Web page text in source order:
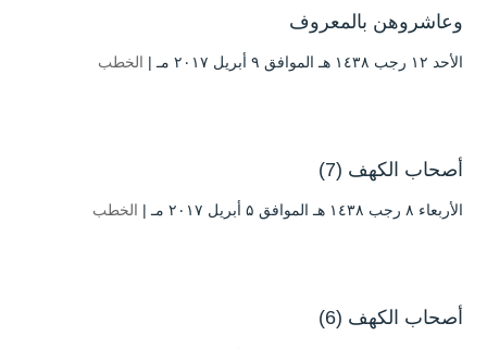
وعاشروهن بالمعروف
الأحد ۱۲ رجب ۱٤۳۸ هـ الموافق ۹ أبريل ۲۰۱۷ مـ | الخطب
أصحاب الكهف (7)
الأربعاء ۸ رجب ۱٤۳۸ هـ الموافق ۵ أبريل ۲۰۱۷ مـ | الخطب
أصحاب الكهف (6)